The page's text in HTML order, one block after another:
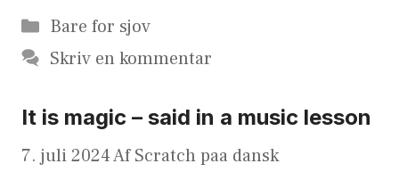
Kategorier
Bare for sjov
Skriv en kommentar
It is magic – said in a music lesson
7. juli 2024AfScratch paa dansk